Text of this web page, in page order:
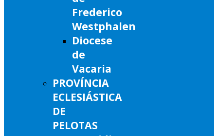
Frederico
Westphalen
Diocese
de
Vacaria
PROVÍNCIA
ECLESIÁSTICA
DE
PELOTAS